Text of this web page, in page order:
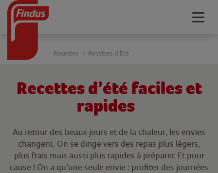
Recettes d’été faciles et
rapides
Au retour des beaux jours et de la chaleur, les envies
changent. On se dirige vers des repas plus légers,
plus frais mais aussi plus rapides à préparer. Et pour
cause ! On a qu’une seule envie : profiter des journées
Recettes > Recettes d'Été